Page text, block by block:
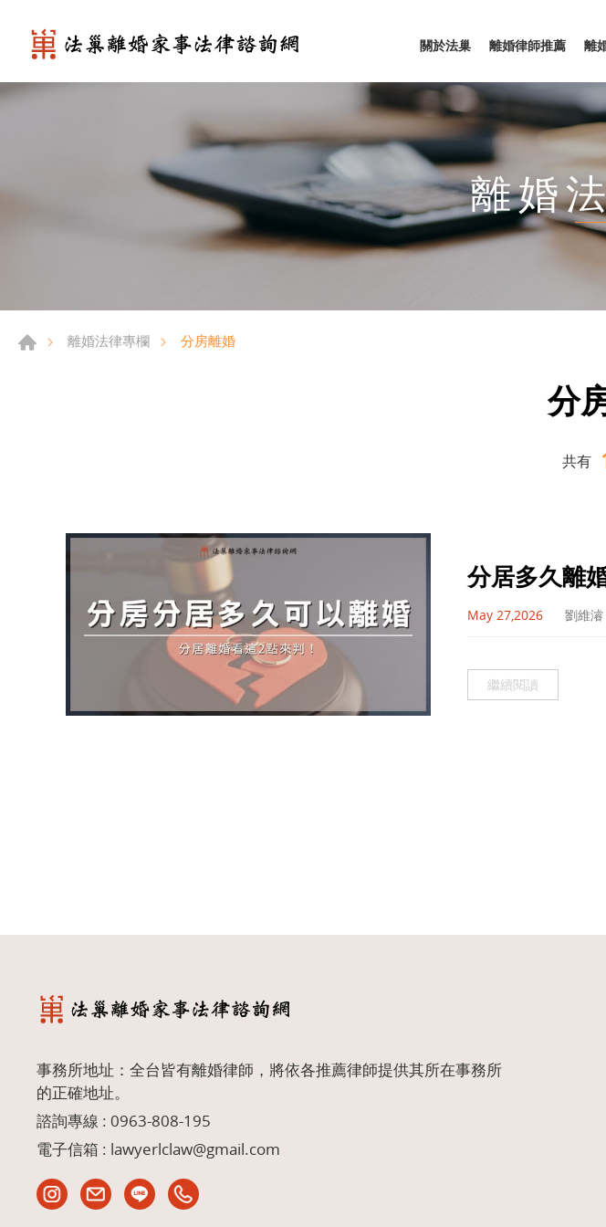
關於法巢 離婚律師推薦 離
離婚
離婚法律專欄 分房離婚
分
共有
分居多久離
May 27,2026 劉維
繼續閱讀
事務所地址：全台皆有離婚律師，將依各推薦律師提供其所在事務所
的正確地址。
諮詢專線 : 0963-808-195
電子信箱 : lawyerlclaw@gmail.com